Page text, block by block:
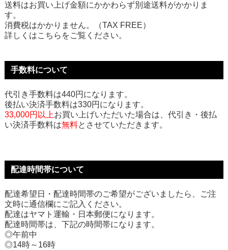
送料はお買い上げ金額にかかわらず別途送料がかかりま
す。
消費税はかかりません。（TAX FREE）
詳しくはこちらをご覧ください。
手数料について
代引き手数料は440円になります。
後払い決済手数料は330円になります。
33,000円以上お買い上げいただいた場合は、代引き・後払
い決済手数料は無料とさせていただきます。
配達時間帯について
配達希望日・配達時間帯のご希望がございましたら、ご注
文時に通信欄にご記入ください。
配達はヤマト運輸・日本郵便になります。
配達時間帯は、下記の時間帯になります。
◎午前中
◎14時～16時